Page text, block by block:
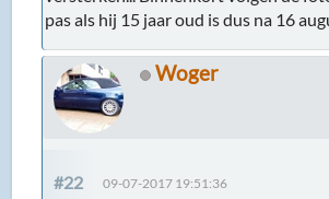
pas als hij 15 jaar oud is dus na 16
Woger
#22 09-07-2017 19:51:36